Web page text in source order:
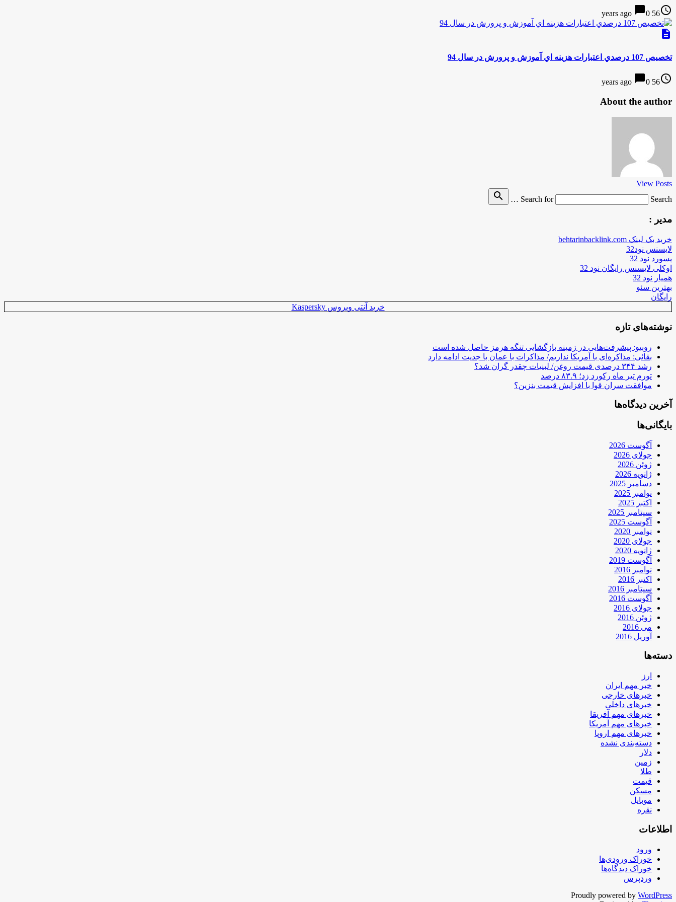
access_time
56 years ago
chat_bubble0
description
تخصيص 107 درصدي اعتبارات هزينه اي آموزش و پرورش در سال 94
access_time
56 years ago
chat_bubble0
About the author
View Posts
Search for
Search …
search
مدیر :
خرید بک لینک behtarinbacklink.com
لایسنس نود32
پسورد نود 32
اوکلی لایسنس رایگان نود 32
همیار نود 32
بهترین سئو
رایگان
خرید آنتی ویروس Kaspersky
نوشته‌های تازه
روبیو: پیشرفت‌هایی در زمینه بازگشایی تنگه هرمز حاصل شده است
بقائی: مذاکره‌ای با آمریکا نداریم/ مذاکرات با عمان با جدیت ادامه دارد
رشد ۳۴۴ درصدی قیمت روغن/ لبنیات چقدر گران شد؟
تورم تیر ماه رکورد زد؛ ۸۳.۹ درصد
موافقت سران قوا با افزایش قیمت بنزین؟
آخرین دیدگاه‌ها
بایگانی‌ها
آگوست 2026
جولای 2026
ژوئن 2026
ژانویه 2026
دسامبر 2025
نوامبر 2025
اکتبر 2025
سپتامبر 2025
آگوست 2025
نوامبر 2020
جولای 2020
ژانویه 2020
آگوست 2019
نوامبر 2016
اکتبر 2016
سپتامبر 2016
آگوست 2016
جولای 2016
ژوئن 2016
می 2016
آوریل 2016
دسته‌ها
ارز
خبر مهم ایران
خبرهای خارجی
خبرهای داخلی
خبرهای مهم آفریقا
خبرهای مهم آمریکا
خبرهای مهم اروپا
دسته‌بندی نشده
دلار
زمین
طلا
قیمت
مسکن
موبایل
نقره
اطلاعات
ورود
خوراک ورودی‌ها
خوراک دیدگاه‌ها
وردپرس
Proudly powered by WordPress